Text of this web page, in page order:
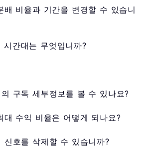
배 비율과 기간을 변경할 수 있습니
간대는 무엇입니까?
구독 세부정보를 볼 수 있나요?
대 수익 비율은 어떻게 되나요?
신호를 삭제할 수 있습니까?